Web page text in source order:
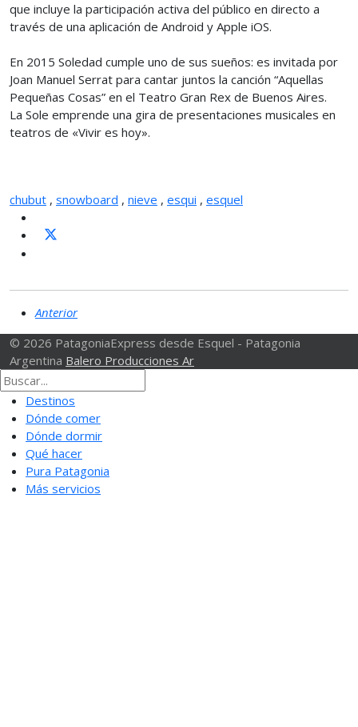
que incluye la participación activa del público en directo a
través de una aplicación de Android y Apple iOS.
En 2015 Soledad cumple uno de sus sueños: es invitada por
Joan Manuel Serrat para cantar juntos la canción “Aquellas
Pequeñas Cosas” en el Teatro Gran Rex de Buenos Aires.
La Sole emprende una gira de presentaciones musicales en
teatros de «Vivir es hoy».
chubut , snowboard , nieve , esqui , esquel
Anterior
© 2026 PatagoniaExpress desde Esquel - Patagonia
Argentina Balero Producciones Ar
Destinos
Dónde comer
Dónde dormir
Qué hacer
Pura Patagonia
Más servicios